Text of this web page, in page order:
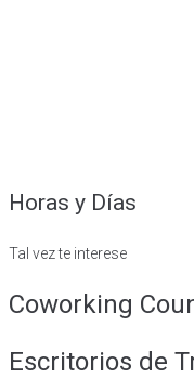
Horas y Días
Tal vez te interese
Coworking
Escritorios de